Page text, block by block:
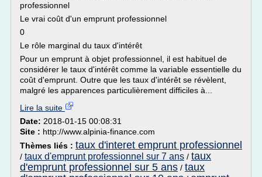
professionnel
Le vrai coût d'un emprunt professionnel
0
Le rôle marginal du taux d'intérêt
Pour un emprunt à objet professionnel, il est habituel de
considérer le taux d'intérêt comme la variable essentielle du
coût d'emprunt. Outre que les taux d'intérêt se révèlent,
malgré les apparences particulièrement difficiles à...
Lire la suite
Date: 2018-01-15 00:08:31
Site : http://www.alpinia-finance.com
Thèmes liés : taux d'interet emprunt professionnel
/ taux d'emprunt professionnel sur 7 ans / taux
d'emprunt professionnel sur 5 ans / taux